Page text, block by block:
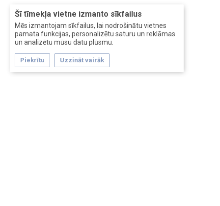
Šī tīmekļa vietne izmanto sīkfailus
Mēs izmantojam sīkfailus, lai nodrošinātu vietnes
pamata funkcijas, personalizētu saturu un reklāmas
un analizētu mūsu datu plūsmu.
Piekrītu Uzzināt vairāk